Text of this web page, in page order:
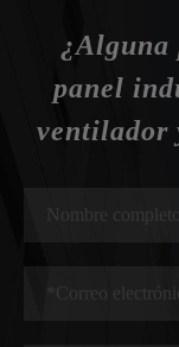
¿Alguna
panel
ventilador